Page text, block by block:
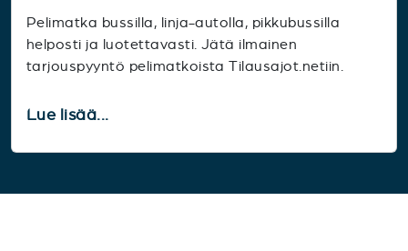
Pelimatka bussilla, linja-autolla, pikkubussilla
helposti ja luotettavasti. Jätä ilmainen
tarjouspyyntö pelimatkoista Tilausajot.netiin.
Lue lisää...